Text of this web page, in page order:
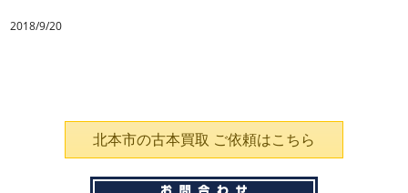
2018/9/20
北本市の古本買取 ご依頼はこちら